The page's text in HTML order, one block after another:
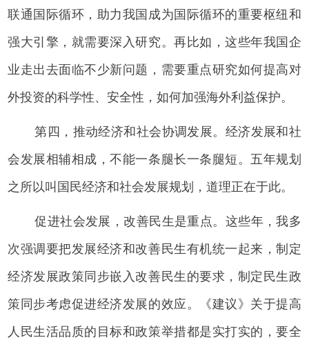
联通国际循环，助力我国成为国际循环的重要枢纽和
强大引擎，就需要深入研究。再比如，这些年我国企
业走出去面临不少新问题，需要重点研究如何提高对
外投资的科学性、安全性，如何加强海外利益保护。
第四，推动经济和社会协调发展。经济发展和社
会发展相辅相成，不能一条腿长一条腿短。五年规划
之所以叫国民经济和社会发展规划，道理正在于此。
促进社会发展，改善民生是重点。这些年，我多
次强调要把发展经济和改善民生有机统一起来，制定
经济发展政策同步嵌入改善民生的要求，制定民生政
策同步考虑促进经济发展的效应。《建议》关于提高
人民生活品质的目标和政策举措都是实打实的，要全